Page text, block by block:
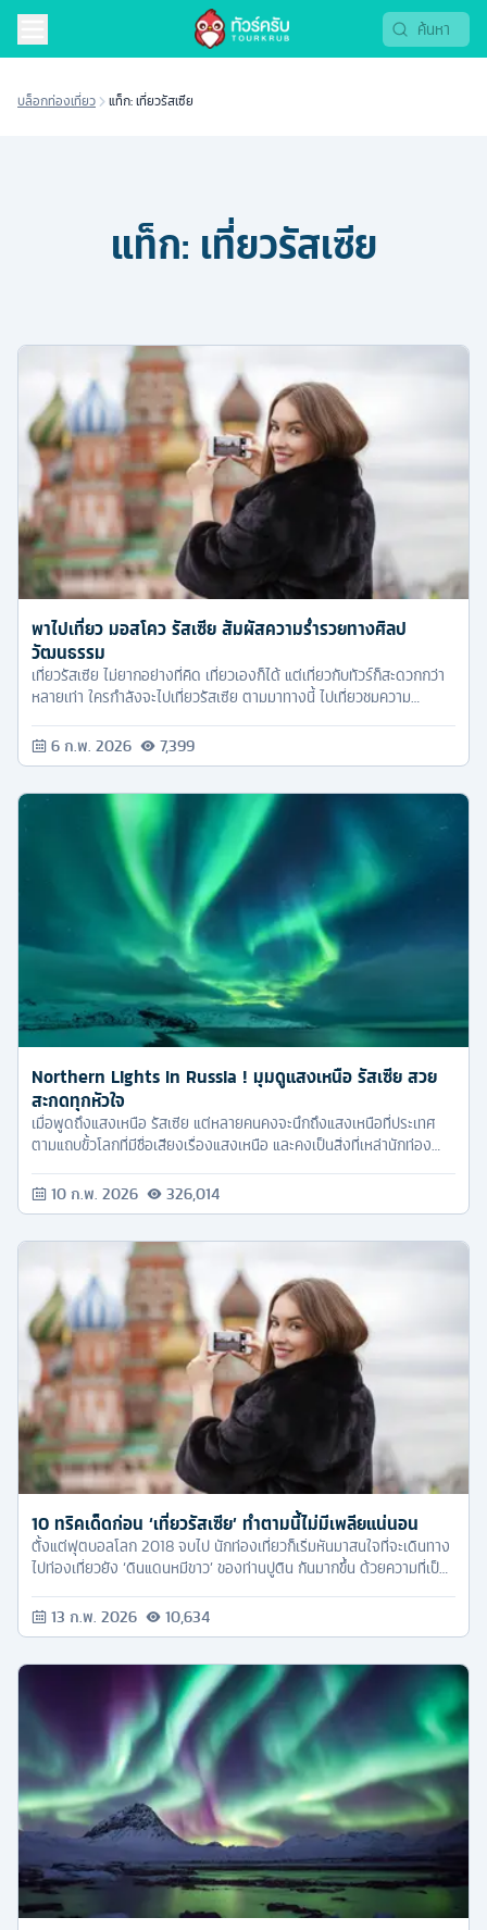
บล็อกท่องเที่ยว แท็ก: เที่ยวรัสเซีย
แท็ก: เที่ยวรัสเซีย
พาไปเที่ยว มอสโคว รัสเซีย สัมผัสความร่ำรวยทางศิลป
วัฒนธรรม
เที่ยวรัสเซีย ไม่ยากอย่างที่คิด เที่ยวเองก็ได้ แต่เที่ยวกับทัวร์ก็สะดวกกว่า
หลายเท่า ใครกำลังจะไปเที่ยวรัสเซีย ตามมาทางนี้ ไปเที่ยวชมความ
6 ก.พ. 2026 7,399
Northern Lights In Russia ! มุมดูแสงเหนือ รัสเซีย สวย
สะกดทุกหัวใจ
เมื่อพูดถึงแสงเหนือ รัสเซีย แต่หลายคนคงจะนึกถึงแสงเหนือที่ประเทศ
ตามแถบขั้วโลกที่มีชื่อเสียงเรื่องแสงเหนือ และคงเป็นสิ่งที่เหล่านักท่อง
อาจจะต้องเก็บเงินกันจนท้อเพราะต้องใช้งบการเที่ยวและค่าใช้จ่ายค่อน
ข้างสูง
10 ก.พ. 2026 326,014
10 ทริคเด็ดก่อน ‘เที่ยวรัสเซีย’ ทำตามนี้ไม่มีเพลียแน่นอน
ตั้งแต่ฟุตบอลโลก 2018 จบไป นักท่องเที่ยวก็เริ่มหันมาสนใจที่จะเดินทาง
ไปท่องเที่ยวยัง ‘ดินแดนหมีขาว’ ของท่านปูติน กันมากขึ้น ด้วยความที่เป็น
รัสเซียกลายเป็นประเทศเป้าหมายใหม่เลยล่ะครับ
13 ก.พ. 2026 10,634